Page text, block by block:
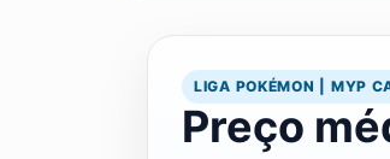
LIGA POKÉMON | MYP
Preço